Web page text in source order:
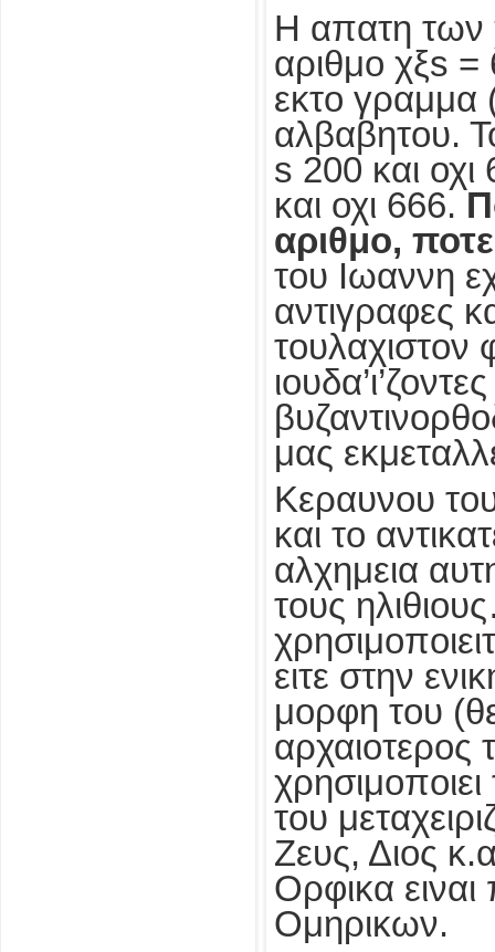
Η απατη των
αριθμο χξs =
εκτο γραμμα
αλβαβητου.
s 200 και οχι
και οχι 666.
αριθμο, ποτε
του Ιωαννη
αντιγραφες
τουλαχιστον
μας
Κεραυνου
και το
αλχημεια
τους
ειτε στην
μορφη του
του
Ζευς, Διος
Ορφικα
Ομηρικων.